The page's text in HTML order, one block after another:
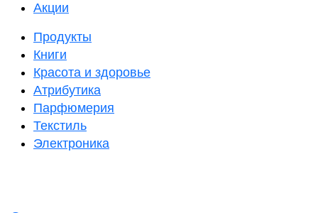
Акции
Продукты
Книги
Красота и здоровье
Атрибутика
Парфюмерия
Текстиль
Электроника